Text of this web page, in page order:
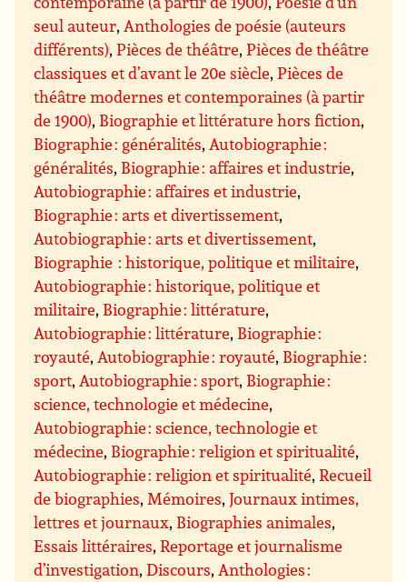
seul auteur,Anthologies de poésie (auteurs
différents),Pièces de théâtre,Pièces de théâtre
classiques et d’avant le 20e siècle,Pièces de
théâtre modernes et contemporaines (à partir
de 1900), Biographie et littérature hors fiction,
Biographie : généralités,Autobiographie :
généralités, Biographie : affaires et industrie,
Autobiographie : affaires et industrie,
Biographie : arts et divertissement,
Autobiographie : arts et divertissement,
Biographie : historique, politique et militaire,
Autobiographie : historique, politique et
militaire, Biographie : littérature,
Autobiographie : littérature, Biographie :
royauté,Autobiographie : royauté, Biographie :
sport,Autobiographie : sport, Biographie :
science, technologie et médecine,
Autobiographie : science, technologie et
médecine, Biographie : religion et spiritualité,
Autobiographie : religion et spiritualité,Recueil
de biographies,Mémoires,Journaux intimes,
lettres et journaux, Biographies animales,
Essais littéraires,Reportage et journalisme
d’investigation,Discours,Anthologies :